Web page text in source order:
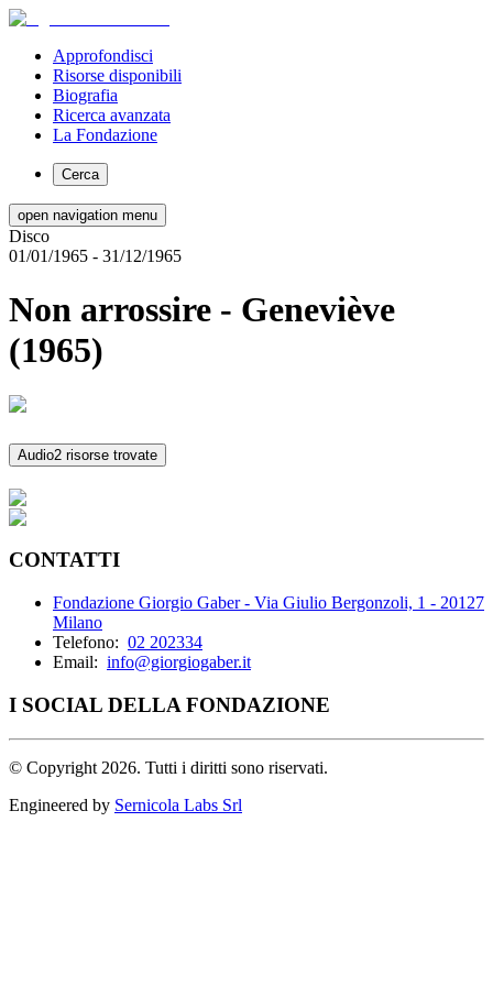
Approfondisci
Risorse disponibili
Biografia
Ricerca avanzata
La Fondazione
Cerca
open navigation menu
Disco
01/01/1965 - 31/12/1965
Non arrossire - Geneviève
(1965)
Audio2 risorse trovate
CONTATTI
Fondazione Giorgio Gaber - Via Giulio Bergonzoli, 1 - 20127
Milano
Telefono: 02 202334
Email: info@giorgiogaber.it
I SOCIAL DELLA FONDAZIONE
© Copyright 2026. Tutti i diritti sono riservati.
Engineered by Sernicola Labs Srl